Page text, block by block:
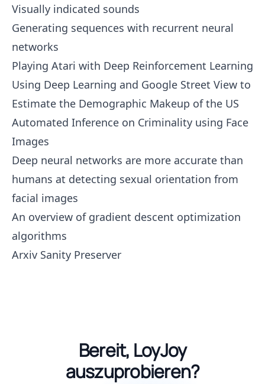
Visually indicated sounds
Generating sequences with recurrent neural
networks
Playing Atari with Deep Reinforcement Learning
Using Deep Learning and Google Street View to
Estimate the Demographic Makeup of the US
Automated Inference on Criminality using Face
Images
Deep neural networks are more accurate than
humans at detecting sexual orientation from
facial images
An overview of gradient descent optimization
algorithms
Arxiv Sanity Preserver
Bereit, LoyJoy
auszuprobieren?